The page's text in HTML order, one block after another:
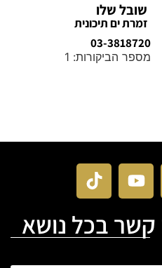
שובל שלו
זמרת ים תיכונית
03-3818720
מספר הביקורות: 1
קשר בכל נושא